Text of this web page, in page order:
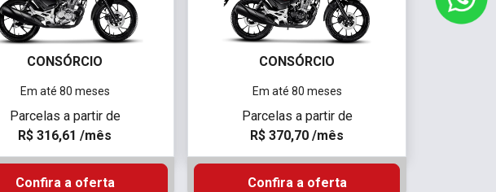
CONSÓRCIO
Em até 80 meses
Parcelas a partir de
R$ 316,61 /mês
Confira a oferta
CONSÓRCIO
Em até 80 meses
Parcelas a partir de
R$ 370,70 /mês
Confira a oferta